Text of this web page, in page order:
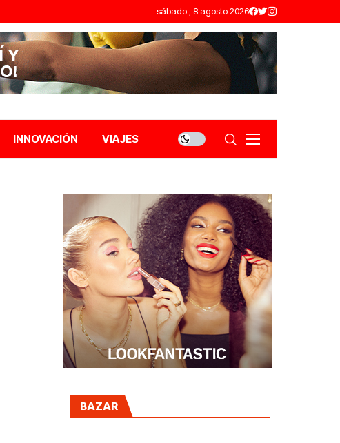
sábado , 8 agosto 2026
INNOVACIÓN VIAJES
BAZAR